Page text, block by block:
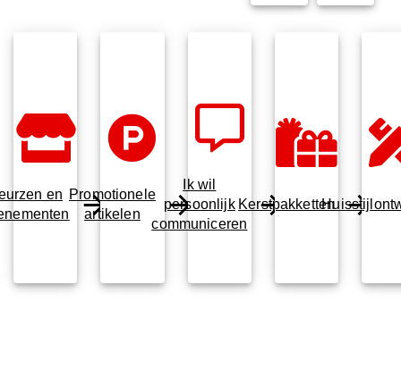
en Promotionele
artikelen
Ik wil
persoonlijk
communiceren
Kerstpakketten